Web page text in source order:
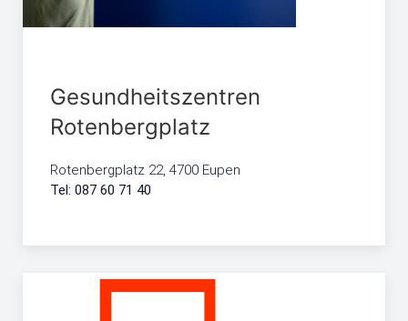
Gesundheitszentren
Rotenbergplatz
Rotenbergplatz 22, 4700 Eupen
Tel: 087 60 71 40